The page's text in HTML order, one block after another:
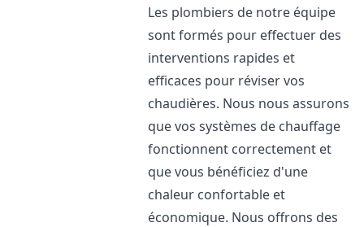
Les plombiers de notre équipe
sont formés pour effectuer des
interventions rapides et
efficaces pour réviser vos
chaudières. Nous nous assurons
que vos systèmes de chauffage
fonctionnent correctement et
que vous bénéficiez d'une
chaleur confortable et
économique. Nous offrons des